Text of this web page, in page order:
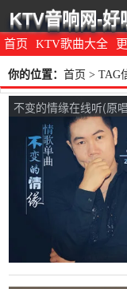
首页 KTV歌曲大全
KTV音响网-好
你的位置： 首页 > TAG
不变的情缘在线听(原
正云)，梅子演唱点播